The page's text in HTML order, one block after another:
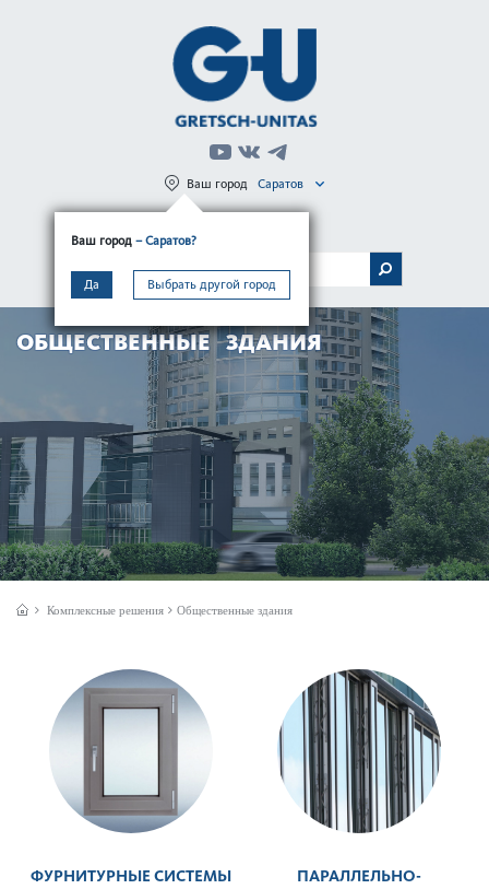
Ваш город – Саратов?
Да Выбрать другой город
Ваш город Саратов
МЕНЮ
ОБЩЕСТВЕННЫЕ ЗДАНИЯ
Комплексные решения Общественные здания
ФУРНИТУРНЫЕ СИС­ТЕМЫ
ПАРАЛЛЕЛЬНО-